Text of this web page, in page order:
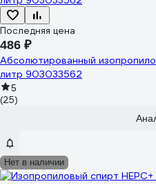
Последняя цена
486 ₽
Абсолютированный
литр 903033562
5
(25)
Нет в наличии